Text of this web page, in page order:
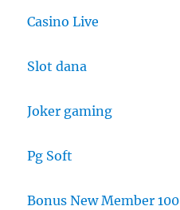
Casino Live
Slot dana
Joker gaming
Pg Soft
Bonus New Member 100